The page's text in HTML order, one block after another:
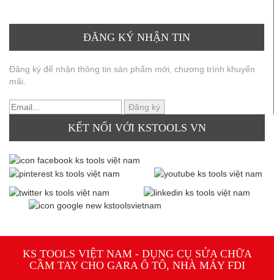
ĐĂNG KÝ NHẬN TIN
Đăng ký để nhận thông tin sản phẩm mới, chương trình khuyến
mãi.
KẾT NỐI VỚI KSTOOLS VN
KS TOOLS VIỆT NAM - DỤNG CỤ SỬA CHỮA
CẦM TAY CHO GARA Ô TÔ, NHÀ MÁY FDI